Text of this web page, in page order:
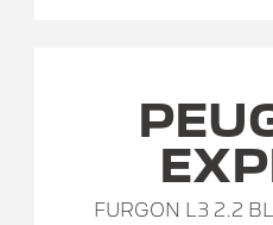
FURGON L3 2.2